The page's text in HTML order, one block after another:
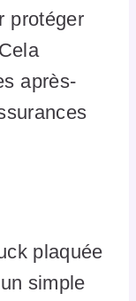
protéger
après-
plaquée
simple